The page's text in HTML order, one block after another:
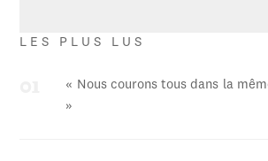
LES PLUS LUS
« Nous courons tous dans la
»